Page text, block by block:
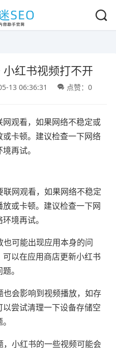
红书视频打不开
13 06:36:31 点赞：0
观看，如果网络不稳定或
卡顿。建议检查一下网络
再试。
网观看，如果网络不稳定
或卡顿。建议检查一下网
境再试。
可能出现应用本身的问
以在应用商店更新小红书
。
会影响到视频播放，如存
尝试清理一下设备存储空
小红书的一些视频可能会